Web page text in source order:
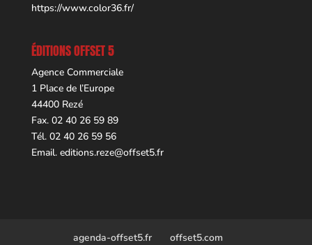
https://www.color36.fr/
ÉDITIONS OFFSET 5
Agence Commerciale
1 Place de l’Europe
44400 Rezé
Fax. 02 40 26 59 89
Tél. 02 40 26 59 56
Email. editions.reze@offset5.fr
agenda-offset5.fr offset5.com